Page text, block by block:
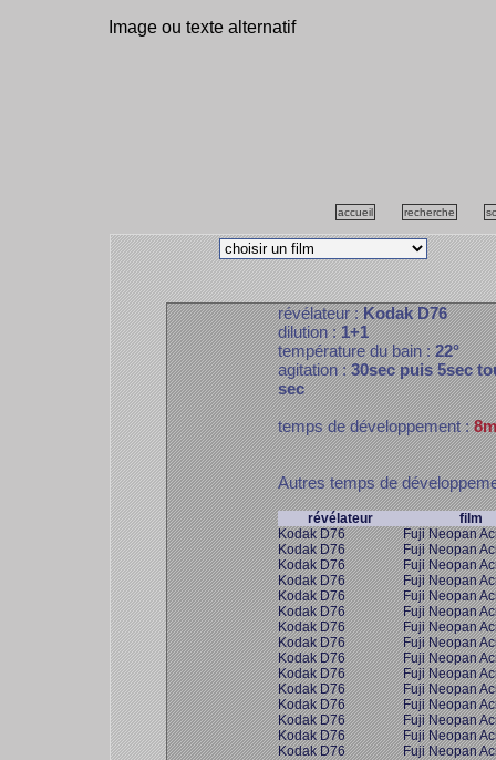
Image ou texte alternatif
accueil recherche
révélateur :Kodak D76
dilution :1+1
température du bain :22°
agitation :30sec puis 5sec
sec
temps de développement :
Autres temps de
révélateur
film
Kodak D76
Fuji Neopan
Kodak D76
Fuji Neopan
Kodak D76
Fuji Neopan
Kodak D76
Fuji Neopan
Kodak D76
Fuji Neopan
Kodak D76
Fuji Neopan
Kodak D76
Fuji Neopan
Kodak D76
Fuji Neopan
Kodak D76
Fuji Neopan
Kodak D76
Fuji Neopan
Kodak D76
Fuji Neopan
Kodak D76
Fuji Neopan
Kodak D76
Fuji Neopan
Kodak D76
Fuji Neopan
Kodak D76
Fuji Neopan